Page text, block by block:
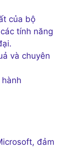
của bộ
tính năng
và chuyên
đảm